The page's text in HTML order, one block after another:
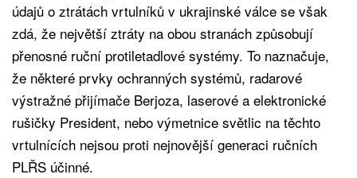
údajů o ztrátách vrtulníků v ukrajinské válce se však
zdá, že největší ztráty na obou stranách způsobují
přenosné ruční protiletadlové systémy. To naznačuje,
že některé prvky ochranných systémů, radarové
výstražné přijímače Berjoza, laserové a elektronické
rušičky President, nebo výmetnice světlic na těchto
vrtulnících nejsou proti nejnovější generaci ručních
PLŘS účinné.